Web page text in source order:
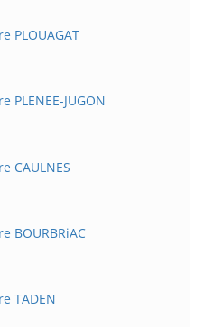
PLOUAGAT
JUGON
CAULNES
BOURBRiAC
TADEN